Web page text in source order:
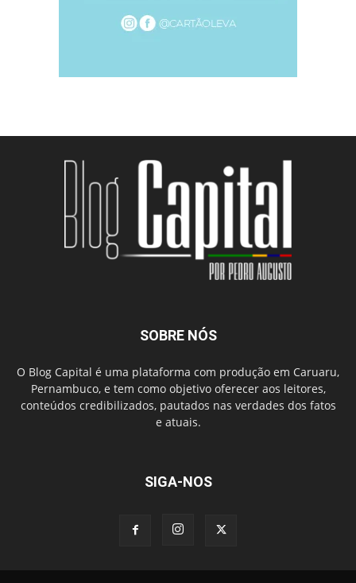
SOBRE NÓS
O Blog Capital é uma plataforma com produção em Caruaru,
Pernambuco, e tem como objetivo oferecer aos leitores,
conteúdos credibilizados, pautados nas verdades dos fatos
e atuais.
SIGA-NOS